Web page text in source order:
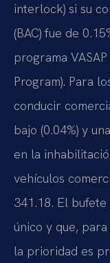
interlock) si su
(BAC) fue de
programa VASAP
Program). Para
conducir
bajo (0.04%) y
en la
vehículos
341.18. El
único y que,
la prioridad es